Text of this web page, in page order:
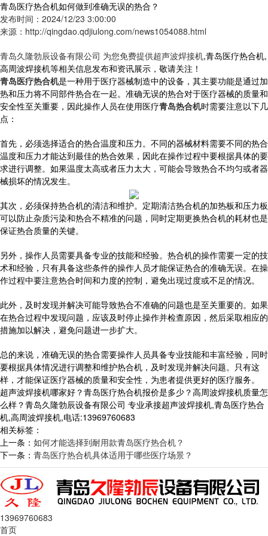
青岛医疗热合机如何做到准确无误的热合？
发布时间：2024/12/23 3:00:00
来源：http://qingdao.qdjiulong.com/news1054088.html
青岛久隆勃辰设备有限公司 为您免费提供超声波焊接机,青岛医疗热合机,
高周波焊接机等相关信息发布和资讯展示，敬请关注！
青岛医疗热合机是一种用于医疗器械制造中的设备，其主要功能是通过加
热和压力将不同部件热合在一起。准确无误的热合对于医疗器械的质量和
安全性至关重要，因此操作人员在使用医疗青岛热合机时需要注意以下几
点：
首先，必须选择适合的热合温度和压力。不同的器械材料需要不同的热合
温度和压力才能达到最佳的热合效果，因此在操作过程中要根据具体的要
求进行调整。如果温度太高或者压力太大，可能会导致热合不均匀或者器
械损坏的情况发生。
其次，必须保持热合机的清洁和维护。定期清洁热合机的加热板和压力板
可以防止杂质污染和热合不精准的问题，同时定期更换热合机的耗材也是
保证热合质量的关键。
另外，操作人员需要具备专业的技能和经验。热合机的操作需要一定的技
术和经验，只有具备这些条件的操作人员才能保证热合的准确无误。在操
作过程中要注意热合时间和力度的控制，避免出现过度或不足的情况。
此外，及时发现并解决可能导致热合不准确的问题也是至关重要的。如果
在热合过程中发现问题，应该及时停止操作并检查原因，然后采取相应的
措施加以解决，避免问题进一步扩大。
总的来说，准确无误的热合需要操作人员具备专业技能和丰富经验，同时
要根据具体情况进行调整和维护热合机，及时发现并解决问题。只有这
样，才能保证医疗器械的质量和安全性，为患者提供更好的医疗服务。
超声波焊接机哪家好？青岛医疗热合机报价是多少？高周波焊接机质量怎
么样？青岛久隆勃辰设备有限公司 专业承接超声波焊接机,青岛医疗热合
机,高周波焊接机,电话:13969760683
相关标签：
上一条： 如何才能选择到耐用款青岛医疗热合机？
下一条： 青岛医疗热合机具体适用于哪些医疗场景？
13969760683
首页